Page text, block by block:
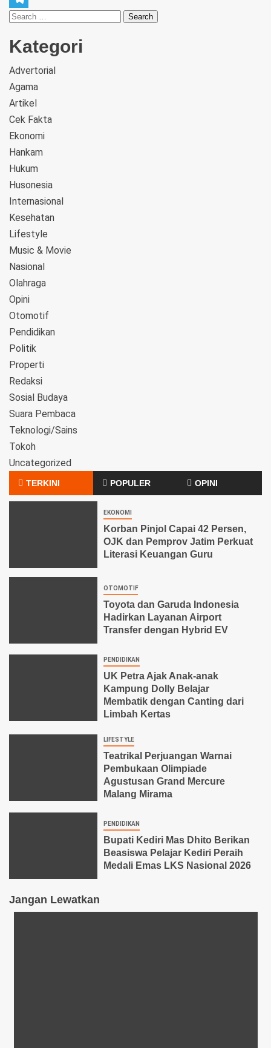
Telegram
Kategori
Advertorial
Agama
Artikel
Cek Fakta
Ekonomi
Hankam
Hukum
Husonesia
Internasional
Kesehatan
Lifestyle
Music & Movie
Nasional
Olahraga
Opini
Otomotif
Pendidikan
Politik
Properti
Redaksi
Sosial Budaya
Suara Pembaca
Teknologi/Sains
Tokoh
Uncategorized
TERKINI POPULER OPINI
EKONOMI
Korban Pinjol Capai 42 Persen,
OJK dan Pemprov Jatim Perkuat
Literasi Keuangan Guru
OTOMOTIF
Toyota dan Garuda Indonesia
Hadirkan Layanan Airport
Transfer dengan Hybrid EV
PENDIDIKAN
UK Petra Ajak Anak-anak
Kampung Dolly Belajar
Membatik dengan Canting dari
Limbah Kertas
LIFESTYLE
Teatrikal Perjuangan Warnai
Pembukaan Olimpiade
Agustusan Grand Mercure
Malang Mirama
PENDIDIKAN
Bupati Kediri Mas Dhito Berikan
Beasiswa Pelajar Kediri Peraih
Medali Emas LKS Nasional 2026
Jangan Lewatkan